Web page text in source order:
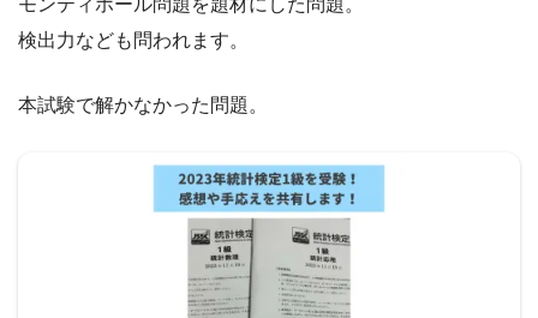
検出力なども問われます。
本試験で解かなかった問題。